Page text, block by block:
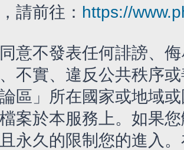
請前往： https://
意不發表任何誹謗、
不實、違反公共秩序
區」所在國家或地域
案於本服務上。如果
永久的限制您的進入